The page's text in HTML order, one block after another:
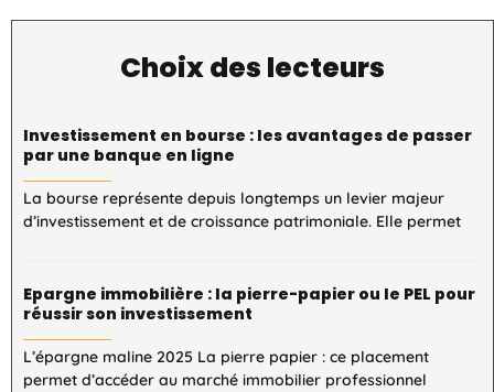
Choix des lecteurs
Investissement en bourse : les avantages de passer
par une banque en ligne
La bourse représente depuis longtemps un levier majeur
d’investissement et de croissance patrimoniale. Elle permet
Epargne immobilière : la pierre-papier ou le PEL pour
réussir son investissement
L’épargne maline 2025 La pierre papier : ce placement
permet d’accéder au marché immobilier professionnel